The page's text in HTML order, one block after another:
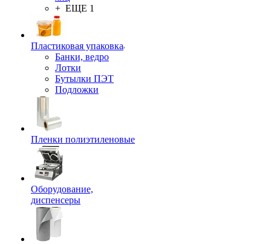
+ ЕЩЕ 1
Пластиковая упаковка
Банки, ведро
Лотки
Бутылки ПЭТ
Подложки
Пленки полиэтиленовые
Оборудование,
диспенсеры